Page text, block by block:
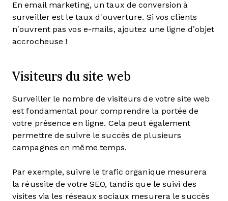
En email marketing, un taux de conversion à
surveiller est le taux d'ouverture. Si vos clients
n’ouvrent pas vos e-mails, ajoutez une ligne d’objet
accrocheuse !
Visiteurs du site web
Surveiller le nombre de visiteurs de votre site web
est fondamental pour comprendre la portée de
votre présence en ligne. Cela peut également
permettre de suivre le succès de plusieurs
campagnes en même temps.
Par exemple, suivre le trafic organique mesurera
la réussite de votre SEO, tandis que le suivi des
visites via les réseaux sociaux mesurera le succès